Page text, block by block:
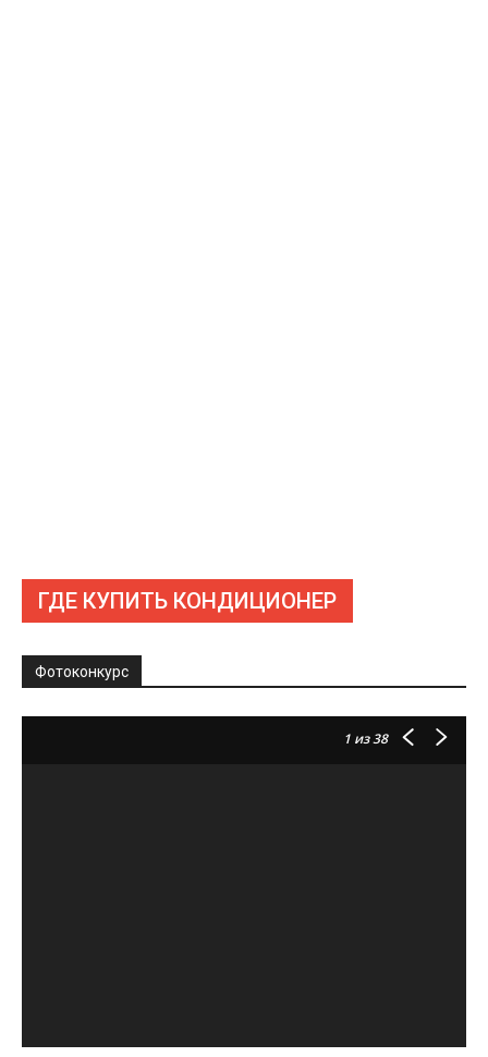
ГДЕ КУПИТЬ КОНДИЦИОНЕР
Фотоконкурс
1 из 38